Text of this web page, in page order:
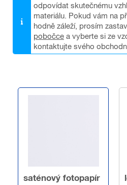
odpovídat skutečnému
materiálu. Pokud vám na
hodně záleží, prosím
pobočce a vyberte si ze
kontaktujte svého
saténový fotopapír